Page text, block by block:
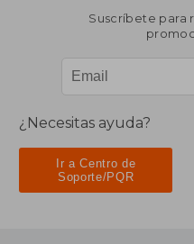
Suscríbete para
¿Necesitas ayuda?
Ir a Centro de
Soporte/PQR